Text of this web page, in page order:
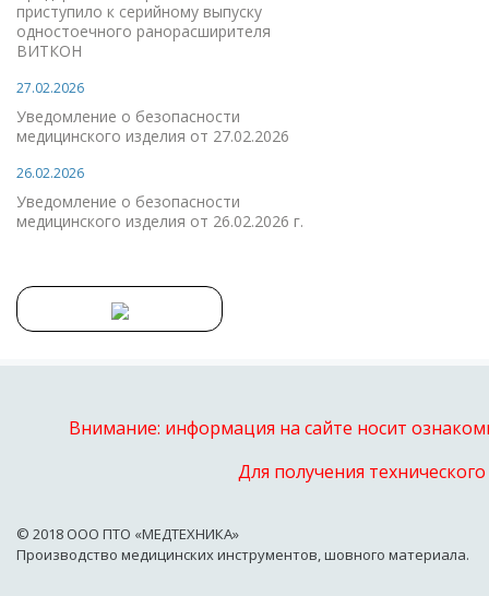
приступило к серийному выпуску
одностоечного ранорасширителя
ВИТКОН
27.02.2026
Уведомление о безопасности
медицинского изделия от 27.02.2026
26.02.2026
Уведомление о безопасности
медицинского изделия от 26.02.2026 г.
Внимание: информация на сайте носит
Для получения
© 2018 OOO ПТО «МЕДТЕХНИКА»
Производство медицинских инструментов, шовного материала.